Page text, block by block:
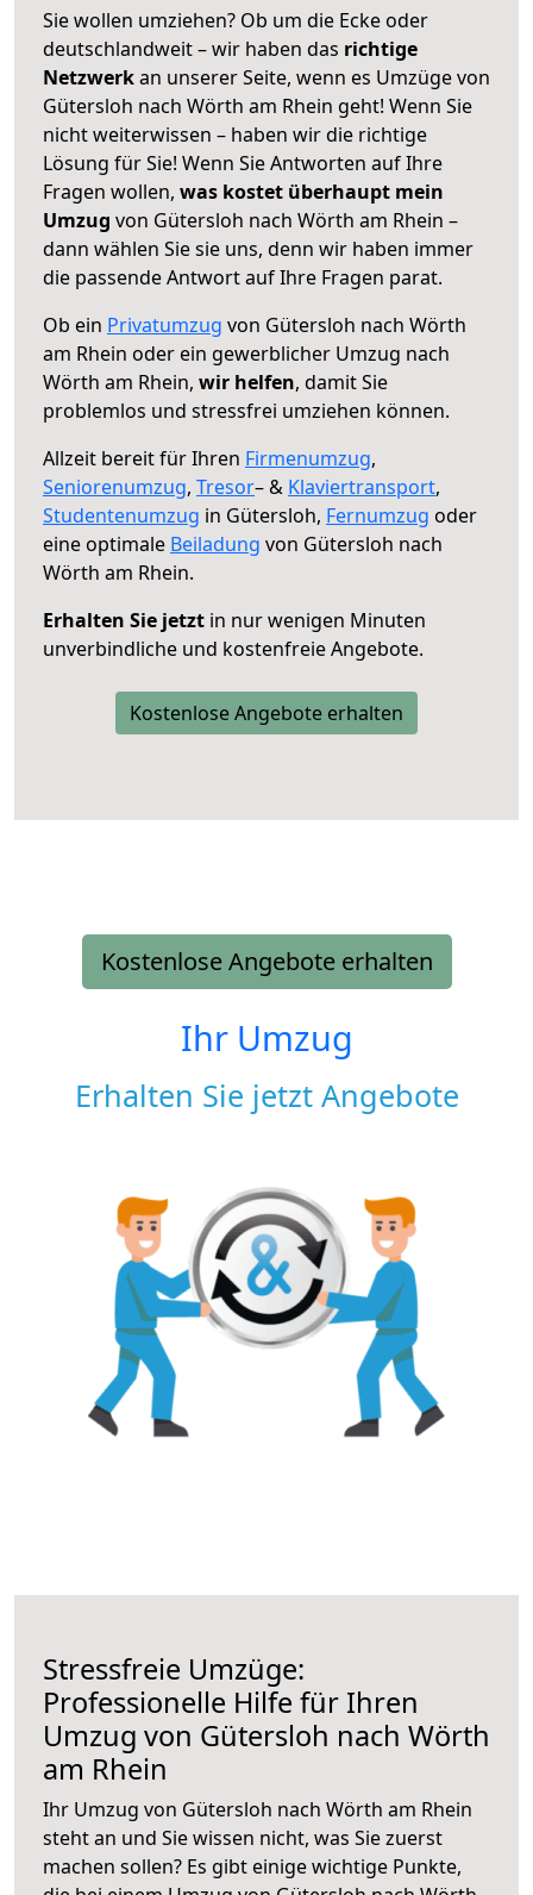
Sie wollen umziehen? Ob um die Ecke oder
deutschlandweit – wir haben das richtige
Netzwerkan unserer Seite, wenn es Umzüge von
Gütersloh nach Wörth am Rhein geht! Wenn Sie
nicht weiterwissen – haben wir die richtige
Lösung für Sie! Wenn Sie Antworten auf Ihre
Fragen wollen, was kostet überhaupt mein
Umzug von Gütersloh nach Wörth am Rhein –
dann wählen Sie sie uns, denn wir haben immer
die passende Antwort auf Ihre Fragen parat.
Ob ein Privatumzug von Gütersloh nach Wörth
am Rhein oder ein gewerblicher Umzug nach
Wörth am Rhein, wir helfen, damit Sie
problemlos und stressfrei umziehen können.
Allzeit bereit für Ihren Firmenumzug,
Seniorenumzug, Tresor– & Klaviertransport,
Studentenumzug in Gütersloh, Fernumzug oder
eine optimale Beiladung von Gütersloh nach
Wörth am Rhein.
Erhalten Sie jetzt in nur wenigen Minuten
unverbindliche und kostenfreie Angebote.
Kostenlose Angebote erhalten
Kostenlose Angebote erhalten
Ihr Umzug
Erhalten Sie jetzt Angebote
Stressfreie Umzüge:
Professionelle Hilfe für Ihren
Umzug von Gütersloh nach Wörth
am Rhein
Ihr Umzug von Gütersloh nach Wörth am Rhein
steht an und Sie wissen nicht, was Sie zuerst
machen sollen? Es gibt einige wichtige Punkte,